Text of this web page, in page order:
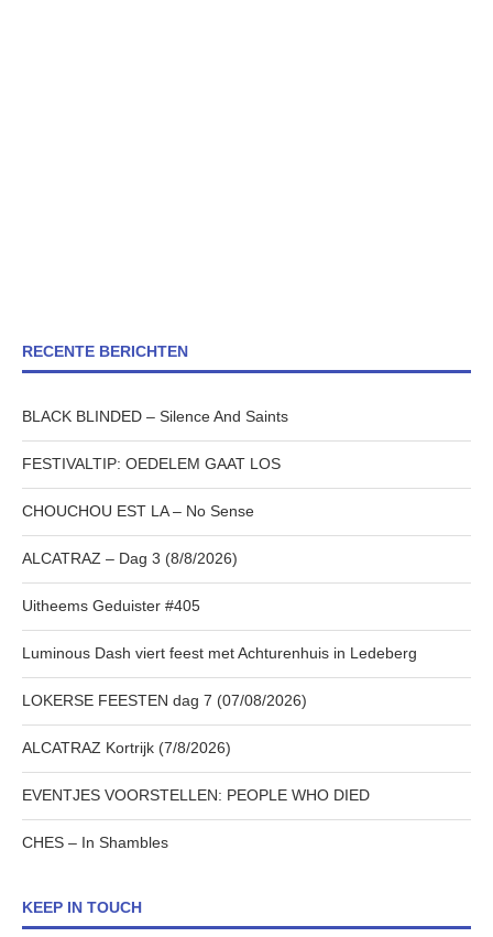
RECENTE BERICHTEN
BLACK BLINDED – Silence And Saints
FESTIVALTIP: OEDELEM GAAT LOS
CHOUCHOU EST LA – No Sense
ALCATRAZ – Dag 3 (8/8/2026)
Uitheems Geduister #405
Luminous Dash viert feest met Achturenhuis in Ledeberg
LOKERSE FEESTEN dag 7 (07/08/2026)
ALCATRAZ Kortrijk (7/8/2026)
EVENTJES VOORSTELLEN: PEOPLE WHO DIED
CHES – In Shambles
KEEP IN TOUCH